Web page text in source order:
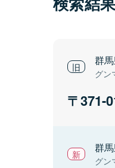
群
グン
371-
群
グン